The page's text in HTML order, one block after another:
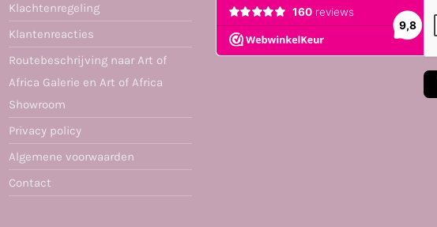
Klachtenregeling
Klantenreacties
Routebeschrijving naar Art of
Africa Galerie en Art of Africa
Showroom
Privacy policy
Algemene voorwaarden
Contact